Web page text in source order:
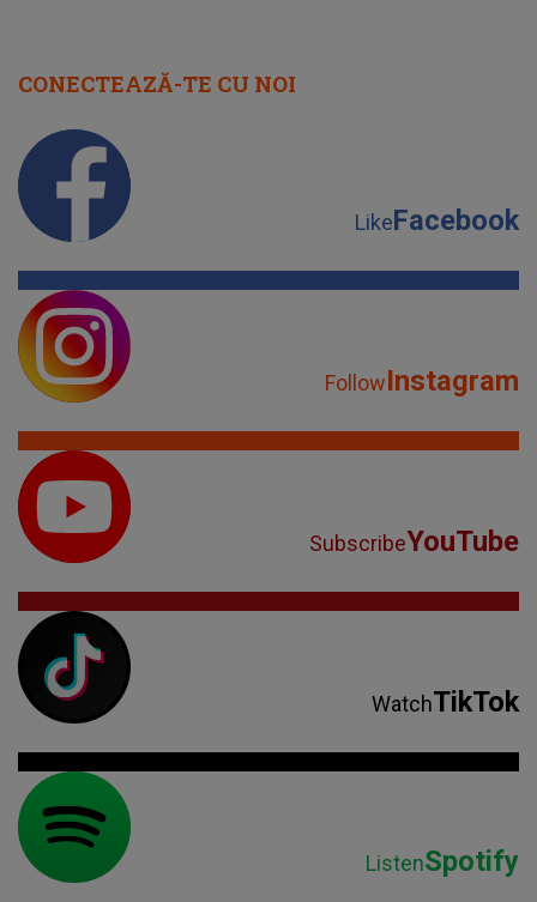
CONECTEAZĂ-TE CU NOI
LikeFacebook
FollowInstagram
SubscribeYouTube
WatchTikTok
ListenSpotify